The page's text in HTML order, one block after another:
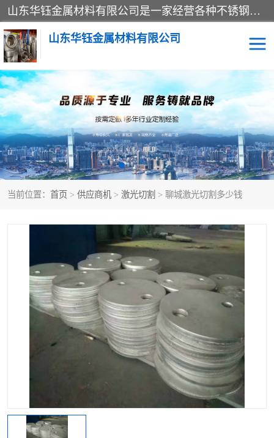
山东华钰金属材料有限公司是一家经营各种不锈钢管材、板材、圆钢、法兰、封头、型材等产品的公司；主营产品有：不锈钢管，激光切割，管件标准件，不锈钢圆钢，不锈钢人孔，不锈钢亮管，不锈钢角钢，不锈钢加工，不锈钢管子，不锈钢工业方管，不锈钢封头，不锈钢法兰，不锈钢阀门，不锈钢槽钢，不锈钢扁钢，不锈钢板等；可为客户制作各种规格的型材及不锈钢配件、非标准件及各种容器具等，能满足客户的不同采购要求。
山东华钰金属材料有限公司
当前位置： 首页 > 供应商机 > 激光切割 > 聊城激光切割多少钱
不锈钢管 激光切割
管件标准件 不锈钢圆钢
不锈钢人孔 不锈钢亮管
不锈钢角钢 不锈钢加工
不锈钢板 不锈钢工业方管
不锈钢法兰
不锈钢阀门 不锈钢槽钢
不锈钢扁钢